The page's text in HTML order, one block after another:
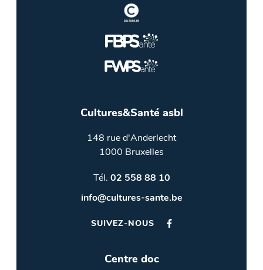
Cultures&Santé asbl
148 rue d'Anderlecht
1000 Bruxelles
Tél. 02 558 88 10
info@cultures-sante.be
SUIVEZ-NOUS
Centre doc